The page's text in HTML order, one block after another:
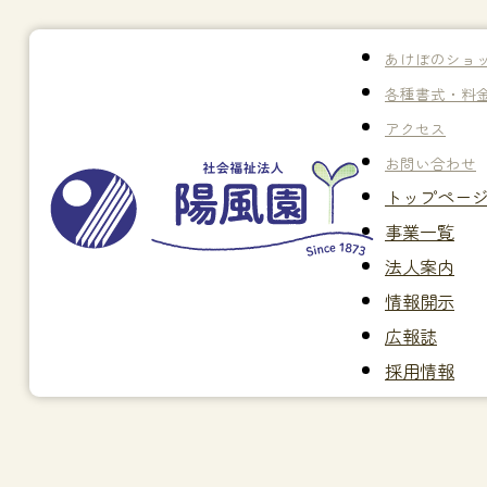
あけぼのショ
各種書式・料
アクセス
お問い合わせ
トップページ
事業一覧
法人案内
情報開示
広報誌
採用情報